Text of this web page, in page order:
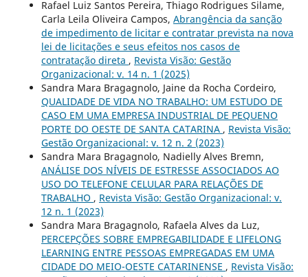
Rafael Luiz Santos Pereira, Thiago Rodrigues Silame,
Carla Leila Oliveira Campos, Abrangência da sanção
de impedimento de licitar e contratar prevista na nova
lei de licitações e seus efeitos nos casos de
contratação direta , Revista Visão: Gestão
Organizacional: v. 14 n. 1 (2025)
Sandra Mara Bragagnolo, Jaine da Rocha Cordeiro,
QUALIDADE DE VIDA NO TRABALHO: UM ESTUDO DE
CASO EM UMA EMPRESA INDUSTRIAL DE PEQUENO
PORTE DO OESTE DE SANTA CATARINA , Revista Visão:
Gestão Organizacional: v. 12 n. 2 (2023)
Sandra Mara Bragagnolo, Nadielly Alves Bremn,
ANÁLISE DOS NÍVEIS DE ESTRESSE ASSOCIADOS AO
USO DO TELEFONE CELULAR PARA RELAÇÕES DE
TRABALHO , Revista Visão: Gestão Organizacional: v.
12 n. 1 (2023)
Sandra Mara Bragagnolo, Rafaela Alves da Luz,
PERCEPÇÕES SOBRE EMPREGABILIDADE E LIFELONG
LEARNING ENTRE PESSOAS EMPREGADAS EM UMA
CIDADE DO MEIO-OESTE CATARINENSE , Revista Visão: